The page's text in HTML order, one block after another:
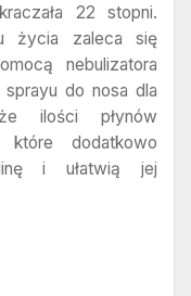
22 stopni.
życia zaleca się
nebulizatora
sprayu do nosa dla
ilości płynów
które dodatkowo
i ułatwią jej